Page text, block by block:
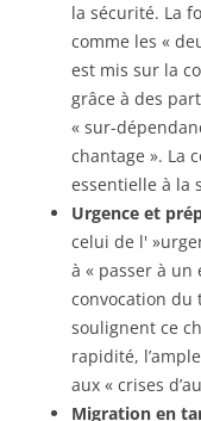
la sécurité. La
comme les «
est mis sur la
grâce à des
« sur-
chantage ». La
essentielle à la
Urgence et
celui de l'
à « passer à un
convocation du
soulignent ce
rapidité,
aux « crises
Migration en